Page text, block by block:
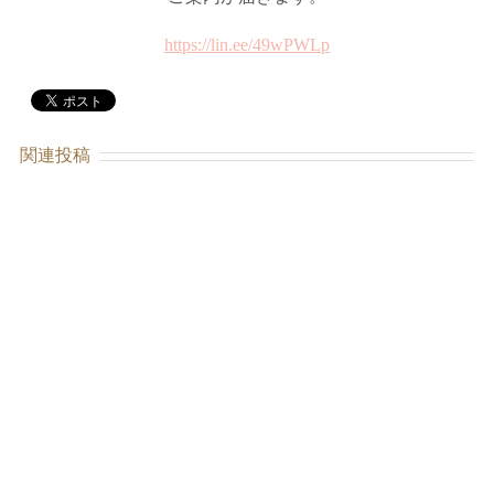
https://lin.ee/49wPWLp
関連投稿